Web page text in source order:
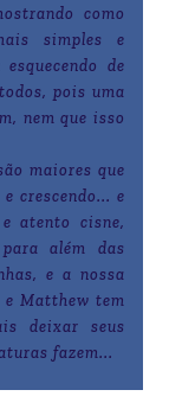
como
simples e
de
pois uma
nem que isso
maiores que
crescendo... e
atento cisne,
além das
e a nossa
Matthew tem
deixar seus
fazem...